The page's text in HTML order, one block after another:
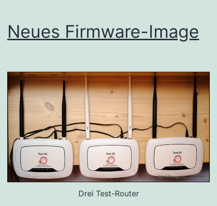
Neues Firmware-Image
Drei Test-Router